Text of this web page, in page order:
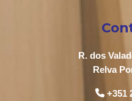
R. dos
Relva
+351